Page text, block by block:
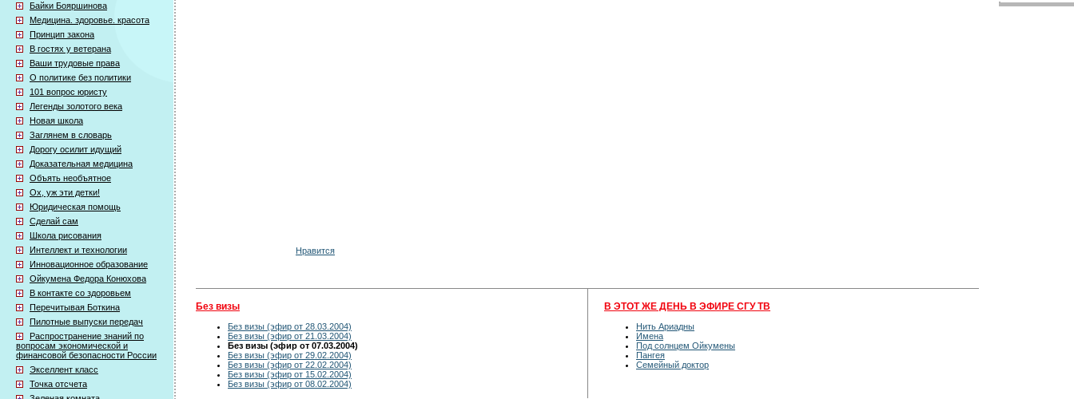
Байки Бояршинова
Медицина. здоровье. красота
Принцип закона
В гостях у ветерана
Ваши трудовые права
О политике без политики
101 вопрос юристу
Легенды золотого века
Новая школа
Заглянем в словарь
Дорогу осилит идущий
Доказательная медицина
Объять необъятное
Ох, уж эти детки!
Юридическая помощь
Сделай сам
Школа рисования
Интеллект и технологии
Инновационное образование
Ойкумена Федора Конюхова
В контакте со здоровьем
Перечитывая Боткина
Пилотные выпуски передач
Распространение знаний по
вопросам экономической и
финансовой безопасности России
Экселлент класс
Точка отсчета
Нравится
Без визы
Без визы (эфир от 28.03.2004)
Без визы (эфир от 21.03.2004)
Без визы (эфир от 07.03.2004)
Без визы (эфир от 29.02.2004)
Без визы (эфир от 22.02.2004)
Без визы (эфир от 15.02.2004)
Без визы (эфир от 08.02.2004)
В ЭТОТ ЖЕ ДЕНЬ В ЭФИРЕ СГУ ТВ
Нить Ариадны
Имена
Под солнцем Ойкумены
Пангея
Семейный доктор